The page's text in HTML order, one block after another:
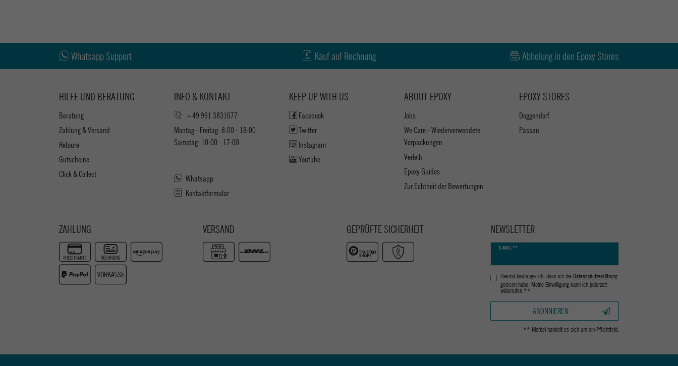
Whatsapp Support Kauf auf Rechnung Abholung in den Epoxy Stores
HILFE UND BERATUNG
Beratung
Zahlung & Versand
Retoure
Gutscheine
Click & Collect
INFO & KONTAKT
+49 991 3831077
Montag - Freitag: 8:00 - 18:00
Samstag: 10:00 - 17:00
Whatsapp
Kontaktformular
ABOUT EPOXY
Jobs
We Care - Wiederverwendete
Verpackungen
Verleih
Epoxy Guides
Zur Echtheit der Bewertungen
EPOXY STORES
Deggendorf
Passau
KEEP UP WITH US
Facebook
Twitter
Instagram
Youtube
ZAHLUNG VERSAND GEPRÜFTE SICHERHEIT NEWSLETTER
E-MAIL **
Newsletter
Hiermit bestätige ich, dass ich die Daten­schutz­erklärung
gelesen habe. Meine Einwilligung kann ich jederzeit
widerrufen.**
ABONNIEREN
** Hierbei handelt es sich um ein Pflichtfeld.